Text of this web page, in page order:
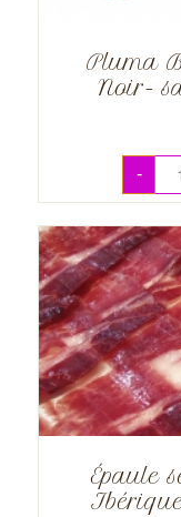
Pluma
Noir-
-
Épaule